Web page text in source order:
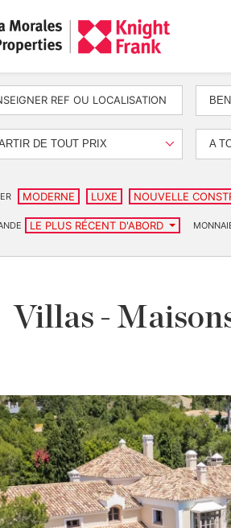
DE TOUT PRIX A
MODERNE LUXE NOUVELLE
LE PLUS RÉCENT D'ABORD
Villas -